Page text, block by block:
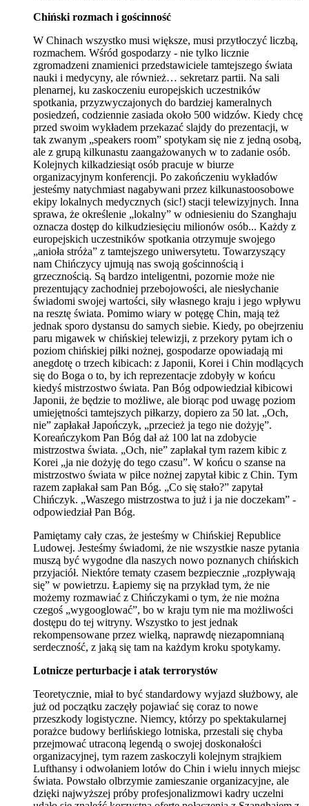
Chiński rozmach i gościnność
W Chinach wszystko musi większe, musi przytłoczyć liczbą,
rozmachem. Wśród gospodarzy - nie tylko licznie
zgromadzeni znamienici przedstawiciele tamtejszego świata
nauki i medycyny, ale również… sekretarz partii. Na sali
plenarnej, ku zaskoczeniu europejskich uczestników
spotkania, przyzwyczajonych do bardziej kameralnych
posiedzeń, codziennie zasiada około 500 widzów. Kiedy chcę
przed swoim wykładem przekazać slajdy do prezentacji, w
tak zwanym „speakers room” spotykam się nie z jedną osobą,
ale z grupą kilkunastu zaangażowanych w to zadanie osób.
Kolejnych kilkadziesiąt osób pracuje w biurze
organizacyjnym konferencji. Po zakończeniu wykładów
jesteśmy natychmiast nagabywani przez kilkunastoosobowe
ekipy lokalnych medycznych (sic!) stacji telewizyjnych. Inna
sprawa, że określenie „lokalny” w odniesieniu do Szanghaju
oznacza dostęp do kilkudziesięciu milionów osób... Każdy z
europejskich uczestników spotkania otrzymuje swojego
„anioła stróża” z tamtejszego uniwersytetu. Towarzyszący
nam Chińczycy ujmują nas swoją gościnnością i
grzecznością. Są bardzo inteligentni, pozornie może nie
prezentujący zachodniej przebojowości, ale niesłychanie
świadomi swojej wartości, siły własnego kraju i jego wpływu
na resztę świata. Pomimo wiary w potęgę Chin, mają też
jednak sporo dystansu do samych siebie. Kiedy, po obejrzeniu
paru migawek w chińskiej telewizji, z przekory pytam ich o
poziom chińskiej piłki nożnej, gospodarze opowiadają mi
anegdotę o trzech kibicach: z Japonii, Korei i Chin modlących
się do Boga o to, by ich reprezentacje zdobyły w końcu
kiedyś mistrzostwo świata. Pan Bóg odpowiedział kibicowi
Japonii, że będzie to możliwe, ale biorąc pod uwagę poziom
umiejętności tamtejszych piłkarzy, dopiero za 50 lat. „Och,
nie” zapłakał Japończyk, „przecież ja tego nie dożyję”.
Koreańczykom Pan Bóg dał aż 100 lat na zdobycie
mistrzostwa świata. „Och, nie” zapłakał tym razem kibic z
Korei „ja nie dożyję do tego czasu”. W końcu o szanse na
mistrzostwo świata w piłce nożnej zapytał kibic z Chin. Tym
razem zapłakał sam Pan Bóg. „Co się stało?” zapytał
Chińczyk. „Waszego mistrzostwa to już i ja nie doczekam” -
odpowiedział Pan Bóg.
Pamiętamy cały czas, że jesteśmy w Chińskiej Republice
Ludowej. Jesteśmy świadomi, że nie wszystkie nasze pytania
muszą być wygodne dla naszych nowo poznanych chińskich
przyjaciół. Niektóre tematy czasem bezpiecznie „rozpływają
się” w powietrzu. Łapiemy się na przykład tym, że nie
możemy rozmawiać z Chińczykami o tym, że nie można
czegoś „wygooglować”, bo w kraju tym nie ma możliwości
dostępu do tej witryny. Wszystko to jest jednak
rekompensowane przez wielką, naprawdę niezapomnianą
serdeczność, z jaką się tam na każdym kroku spotykamy.
Lotnicze perturbacje i atak terrorystów
Teoretycznie, miał to być standardowy wyjazd służbowy, ale
już od początku zaczęły pojawiać się coraz to nowe
przeszkody logistyczne. Niemcy, którzy po spektakularnej
porażce budowy berlińskiego lotniska, przestali się chyba
przejmować utraconą legendą o swojej doskonałości
organizacyjnej, tym razem zaskoczyli kolejnym strajkiem
Lufthansy i odwołaniem lotów do Chin i wielu innych miejsc
świata. Powstało olbrzymie zamieszanie organizacyjne, ale
dzięki najwyższej próby profesjonalizmowi kadry uczelni